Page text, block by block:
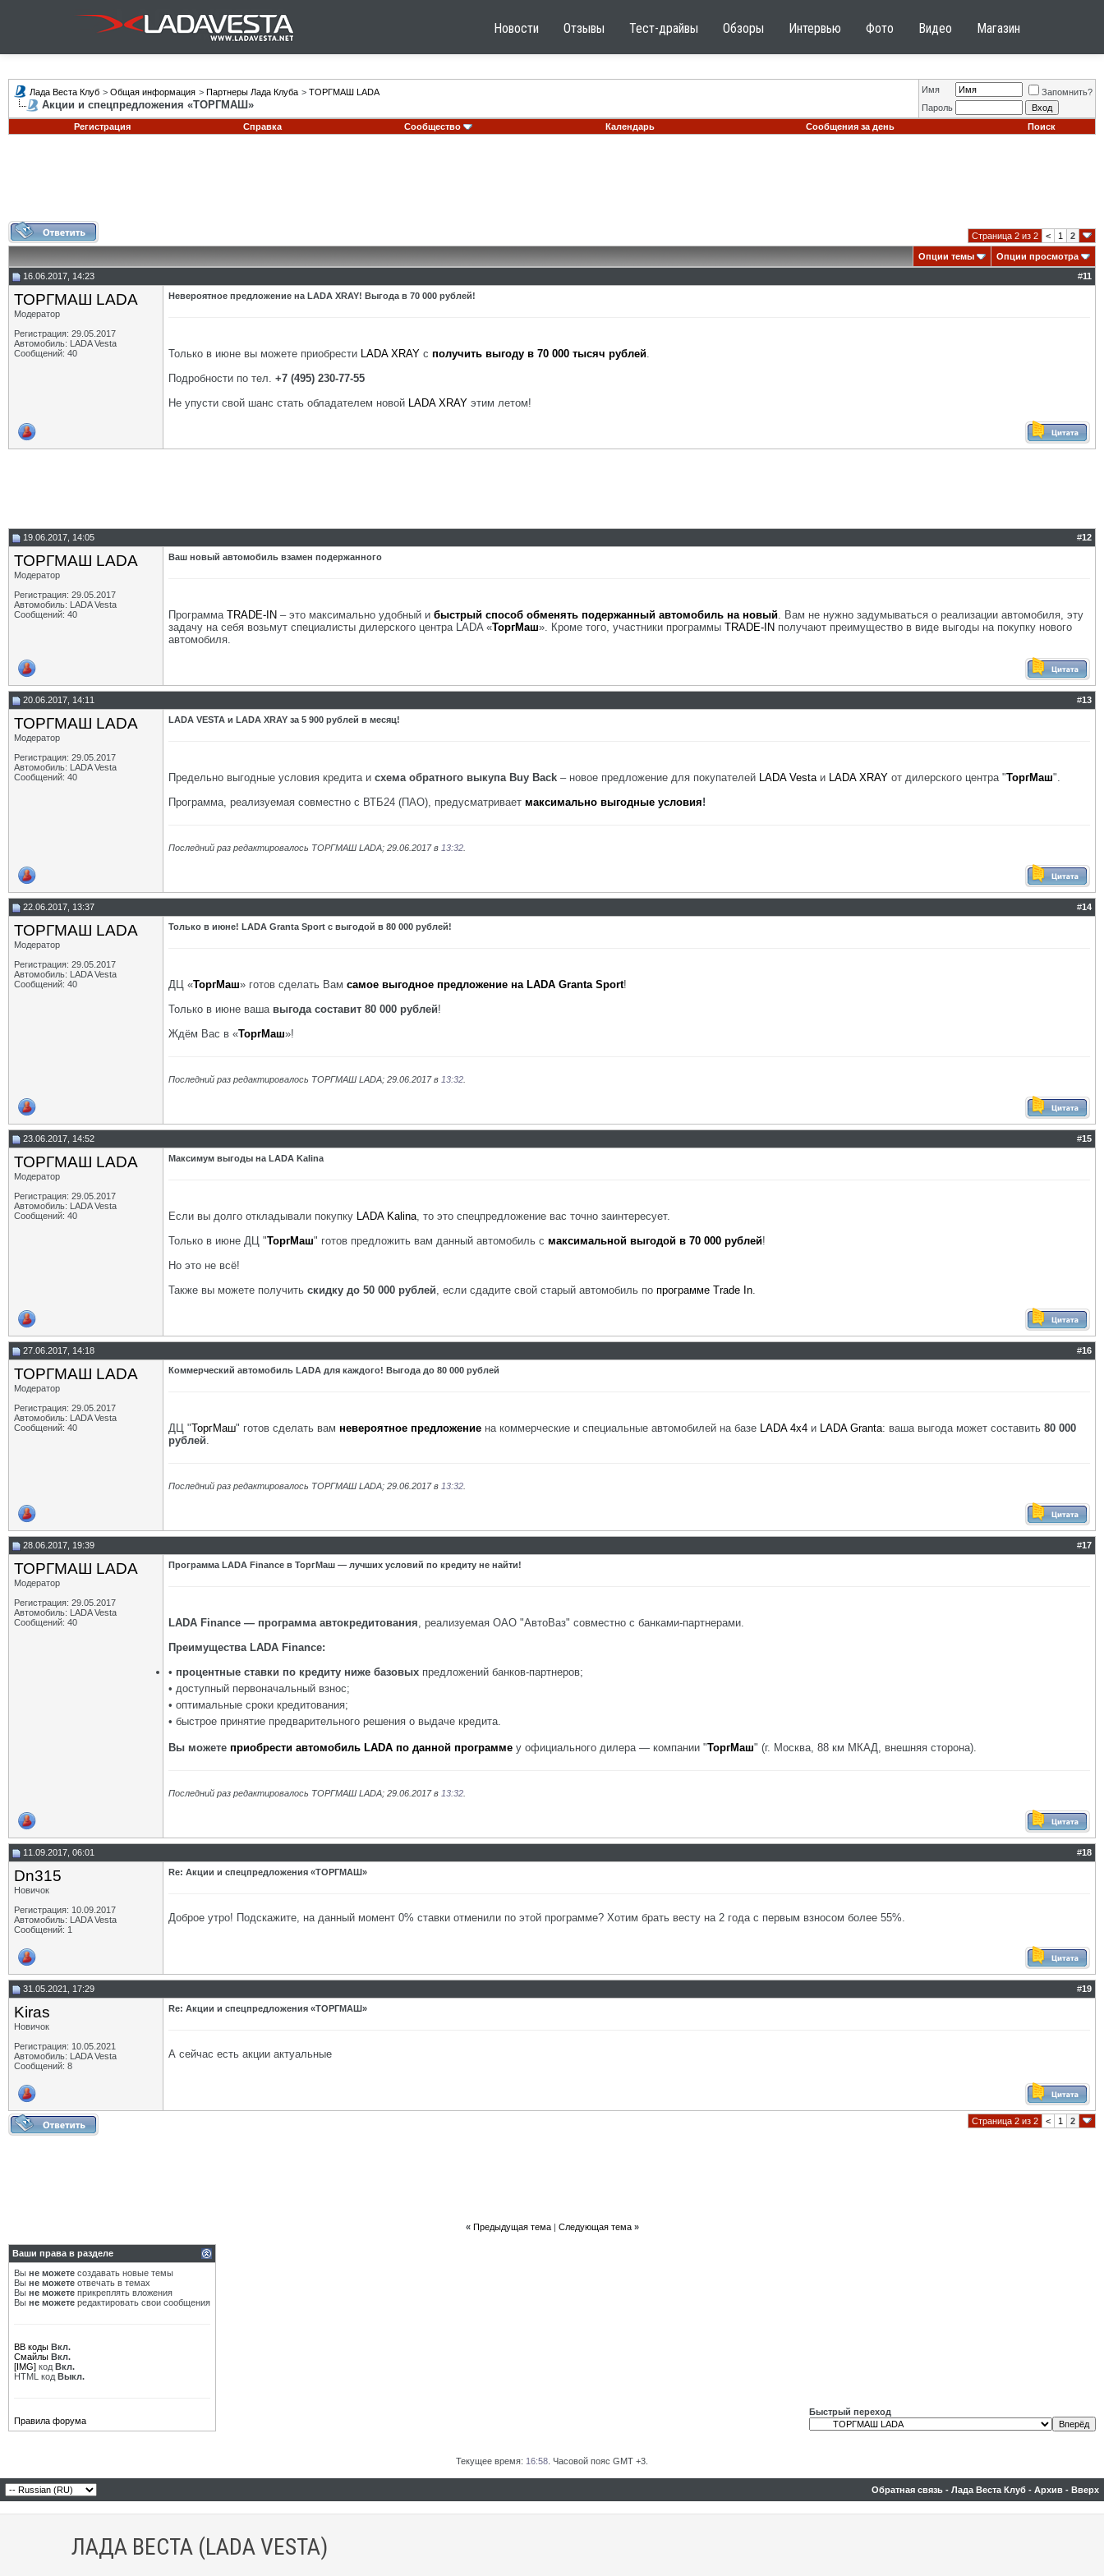
Новости Отзывы Тест-драйвы Обзоры Интервью Фото Видео Магазин
Лада Веста Клуб > Общая информация > Партнеры Лада Клуба > ТОРГМАШ LADA
Акции и спецпредложения «ТОРГМАШ»
Имя
Запомнить?
Пароль
Регистрация
Справка Сообщество Календарь Сообщения за день Поиск
Страница 2 из 2 < 1 2
Опции темы
Опции просмотра
16.06.2017, 14:23
#11
ТОРГМАШ LADA
Модератор
Регистрация: 29.05.2017
Автомобиль: LADA Vesta
Сообщений: 40
Невероятное предложение на LADA XRAY! Выгода в 70 000 рублей!
Только в июне вы можете приобрести LADA XRAY с получить выгоду в 70 000 тысяч рублей.
Подробности по тел. +7 (495) 230-77-55
Не упусти свой шанс стать обладателем новой LADA XRAY этим летом!
19.06.2017, 14:05 #12
ТОРГМАШ LADA
Модератор
Регистрация: 29.05.2017
Автомобиль: LADA Vesta
Сообщений: 40
Ваш новый автомобиль взамен подержанного
Программа TRADE-IN – это максимально удобный и быстрый способ обменять подержанный автомобиль на новый. Вам не нужно задумываться о реализации автомобиля, эту
задачу на себя возьмут специалисты дилерского центра LADA «ТоргМаш». Кроме того, участники программы TRADE-IN получают преимущество в виде выгоды на покупку нового
автомобиля.
20.06.2017, 14:11 #13
ТОРГМАШ LADA
Модератор
Регистрация: 29.05.2017
Автомобиль: LADA Vesta
Сообщений: 40
LADA VESTA и LADA XRAY за 5 900 рублей в месяц!
Предельно выгодные условия кредита и схема обратного выкупа Buy Back – новое предложение для покупателей LADA Vestaи LADA XRAY от дилерского центра "ТоргМаш".
Программа, реализуемая совместно с ВТБ24 (ПАО), предусматривает максимально выгодные условия!
Последний раз редактировалось ТОРГМАШ LADA; 29.06.2017 в 13:32
22.06.2017, 13:37 #14
ТОРГМАШ LADA
Модератор
Регистрация: 29.05.2017
Автомобиль: LADA Vesta
Сообщений: 40
Только в июне! LADA Granta Sport с выгодой в 80 000 рублей!
ДЦ «ТоргМаш» готов сделать Вам самое выгодное предложение на LADA Granta Sport!
Только в июне ваша выгода составит 80 000 рублей!
Ждём Вас в «ТоргМаш»!
Последний раз редактировалось ТОРГМАШ LADA; 29.06.2017 в 13:32
23.06.2017, 14:52 #15
ТОРГМАШ LADA
Модератор
Регистрация: 29.05.2017
Автомобиль: LADA Vesta
Сообщений: 40
Максимум выгоды на LADA Kalina
Если вы долго откладывали покупку LADA Kalina, то это спецпредложение вас точно заинтересует.
Только в июне ДЦ "ТоргМаш" готов предложить вам данный автомобиль с максимальной выгодой в 70 000 рублей!
Но это не всё!
Также вы можете получить скидку до 50 000 рублей, если сдадите свой старый автомобиль по программе Trade In.
27.06.2017, 14:18 #16
ТОРГМАШ LADA
Модератор
Регистрация: 29.05.2017
Автомобиль: LADA Vesta
Сообщений: 40
Коммерческий автомобиль LADA для каждого! Выгода до 80 000 рублей
ДЦ "ТоргМаш" готов сделать вам невероятное предложение на коммерческие и специальные автомобилей на базе LADA 4x4 и LADA Granta: ваша выгода может составить 80 000
рублей.
Последний раз редактировалось ТОРГМАШ LADA; 29.06.2017 в 13:32
28.06.2017, 19:39 #17
ТОРГМАШ LADA
Модератор
Регистрация: 29.05.2017
Автомобиль: LADA Vesta
Сообщений: 40
Программа LADA Finance в ТоргМаш — лучших условий по кредиту не найти!
LADA Finance — программа автокредитования, реализуемая ОАО "АвтоВаз" совместно с банками-партнерами.
Преимущества LADA Finance:
• процентные ставки по кредиту ниже базовых предложений банков-партнеров;
• доступный первоначальный взнос;
• оптимальные сроки кредитования;
• быстрое принятие предварительного решения о выдаче кредита.
Вы можете приобрести автомобиль LADA по данной программе у официального дилера — компании "ТоргМаш" (г. Москва, 88 км МКАД, внешняя сторона).
Последний раз редактировалось ТОРГМАШ LADA; 29.06.2017 в 13:32
11.09.2017, 06:01 #18
Dn315
Новичок
Регистрация: 10.09.2017
Автомобиль: LADA Vesta
Сообщений: 1
Re: Акции и спецпредложения «ТОРГМАШ»
Доброе утро! Подскажите, на данный момент 0% ставки отменили по этой программе? Хотим брать весту на 2 года с первым взносом более 55%.
31.05.2021, 17:29 #19
Kiras
Новичок
Регистрация: 10.05.2021
Автомобиль: LADA Vesta
Сообщений: 8
Re: Акции и спецпредложения «ТОРГМАШ»
А сейчас есть акции актуальные
Страница 2 из 2 < 1 2
« Предыдущая тема| Следующая тема »
Ваши права в разделе
Вы не можете создавать новые темы
Вы не можете отвечать в темах
Вы не можете прикреплять вложения
Вы не можете редактировать свои сообщения
BB коды Вкл.
Смайлы Вкл.
[IMG] код Вкл.
HTML код Выкл.
Правила форума
Быстрый переход
Текущее время: 16:58 . Часовой пояс GMT +3.
Обратная связь - Лада Веста Клуб - Архив - Вверх
ЛАДА ВЕСТА (LADA VESTA)